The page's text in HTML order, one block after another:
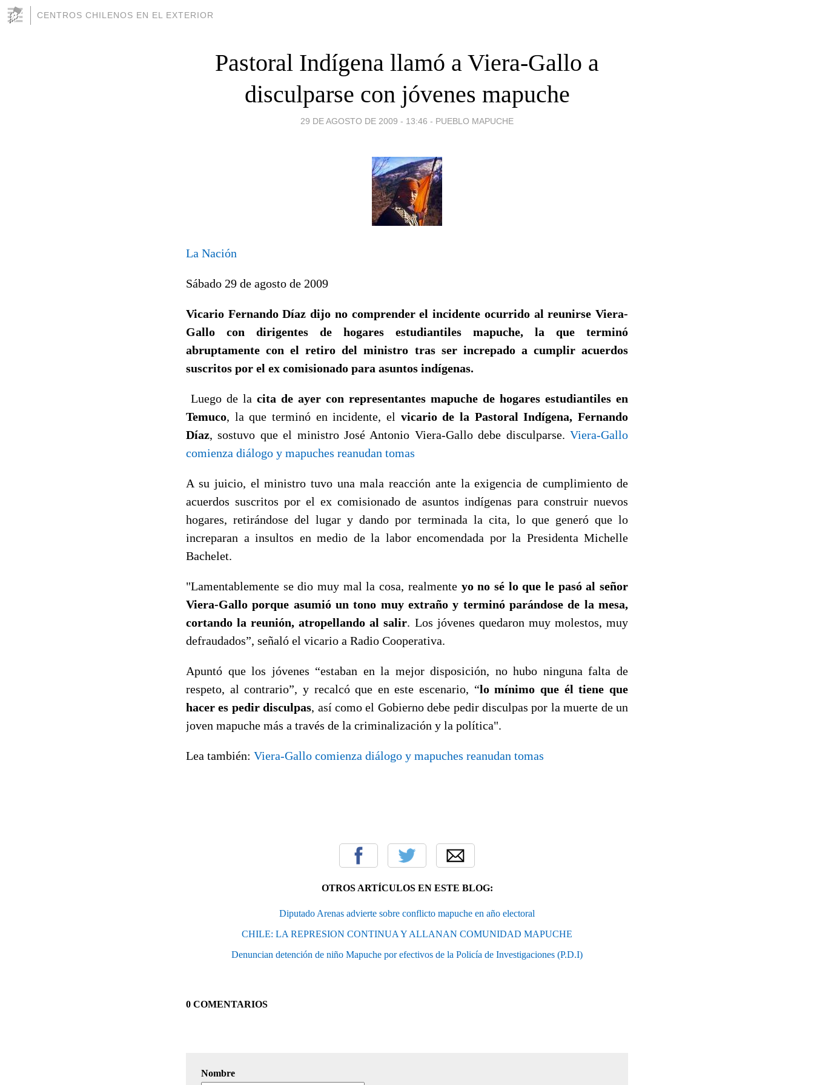
CENTROS CHILENOS EN EL EXTERIOR
Pastoral Indígena llamó a Viera-Gallo a
disculparse con jóvenes mapuche
29 DE AGOSTO DE 2009 - 13:46 - PUEBLO MAPUCHE
La Nación
Sábado 29 de agosto de 2009
Vicario Fernando Díaz dijo no comprender el incidente ocurrido al reunirse Viera-
Gallo con dirigentes de hogares estudiantiles mapuche, la que terminó
abruptamente con el retiro del ministro tras ser increpado a cumplir acuerdos
suscritos por el ex comisionado para asuntos indígenas.
Luego de la cita de ayer con representantes mapuche de hogares estudiantiles en
Temuco, la que terminó en incidente, el vicario de la Pastoral Indígena, Fernando
Díaz, sostuvo que el ministro José Antonio Viera-Gallo debe disculparse. Viera-Gallo
comienza diálogo y mapuches reanudan tomas
A su juicio, el ministro tuvo una mala reacción ante la exigencia de cumplimiento de
acuerdos suscritos por el ex comisionado de asuntos indígenas para construir nuevos
hogares, retirándose del lugar y dando por terminada la cita, lo que generó que lo
increparan a insultos en medio de la labor encomendada por la Presidenta Michelle
Bachelet.
"Lamentablemente se dio muy mal la cosa, realmente yo no sé lo que le pasó al señor
Viera-Gallo porque asumió un tono muy extraño y terminó parándose de la mesa,
cortando la reunión, atropellando al salir. Los jóvenes quedaron muy molestos, muy
defraudados”, señaló el vicario a Radio Cooperativa.
Apuntó que los jóvenes “estaban en la mejor disposición, no hubo ninguna falta de
respeto, al contrario”, y recalcó que en este escenario, “lo mínimo que él tiene que
hacer es pedir disculpas, así como el Gobierno debe pedir disculpas por la muerte de un
joven mapuche más a través de la criminalización y la política".
Lea también: Viera-Gallo comienza diálogo y mapuches reanudan tomas
OTROS ARTÍCULOS EN ESTE BLOG:
Diputado Arenas advierte sobre conflicto mapuche en año electoral
CHILE: LA REPRESION CONTINUA Y ALLANAN COMUNIDAD MAPUCHE
Denuncian detención de niño Mapuche por efectivos de la Policía de Investigaciones (P.D.I)
0 COMENTARIOS
Nombre